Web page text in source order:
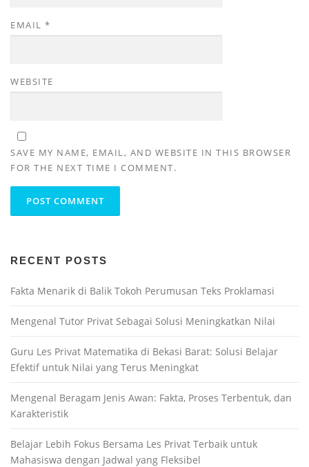
EMAIL *
WEBSITE
SAVE MY NAME, EMAIL, AND WEBSITE IN THIS BROWSER
FOR THE NEXT TIME I COMMENT.
RECENT POSTS
Fakta Menarik di Balik Tokoh Perumusan Teks Proklamasi
Mengenal Tutor Privat Sebagai Solusi Meningkatkan Nilai
Guru Les Privat Matematika di Bekasi Barat: Solusi Belajar
Efektif untuk Nilai yang Terus Meningkat
Mengenal Beragam Jenis Awan: Fakta, Proses Terbentuk, dan
Karakteristik
Belajar Lebih Fokus Bersama Les Privat Terbaik untuk
Mahasiswa dengan Jadwal yang Fleksibel